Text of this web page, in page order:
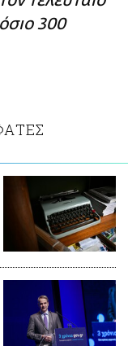
300